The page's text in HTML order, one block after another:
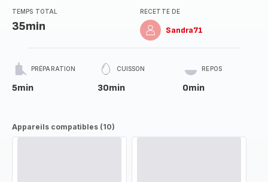
TEMPS TOTAL
35min
RECETTE DE
Sandra71
PRÉPARATION
5min
CUISSON
30min
REPOS
0min
Appareils compatibles (10)